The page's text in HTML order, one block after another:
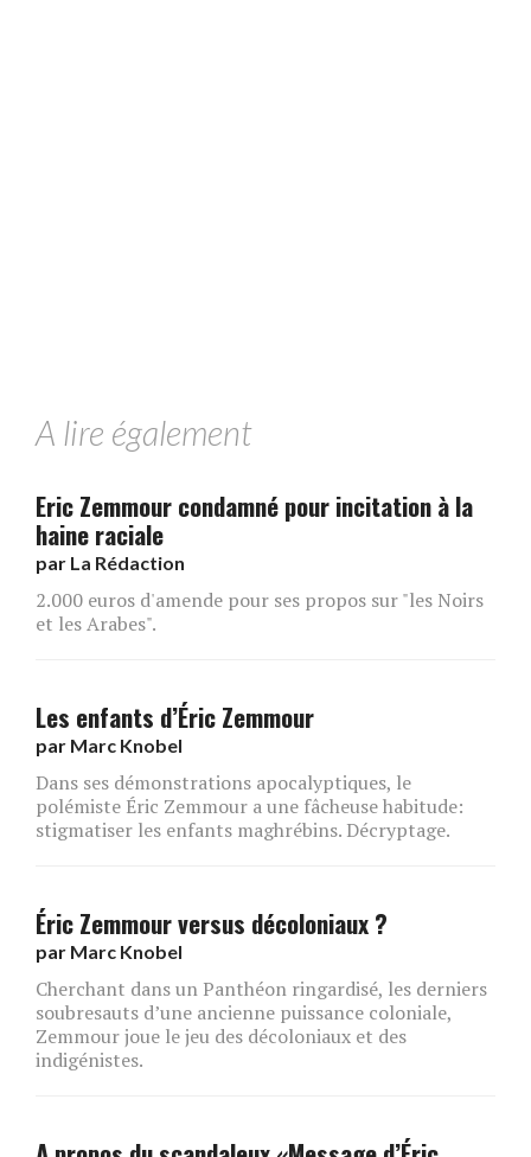
A lire également
Eric Zemmour condamné pour incitation à la
haine raciale
par La Rédaction
2.000 euros d'amende pour ses propos sur "les Noirs
et les Arabes".
Les enfants d’Éric Zemmour
par Marc Knobel
Dans ses démonstrations apocalyptiques, le
polémiste Éric Zemmour a une fâcheuse habitude:
stigmatiser les enfants maghrébins. Décryptage.
Éric Zemmour versus décoloniaux ?
par Marc Knobel
Cherchant dans un Panthéon ringardisé, les derniers
soubresauts d’une ancienne puissance coloniale,
Zemmour joue le jeu des décoloniaux et des
indigénistes.